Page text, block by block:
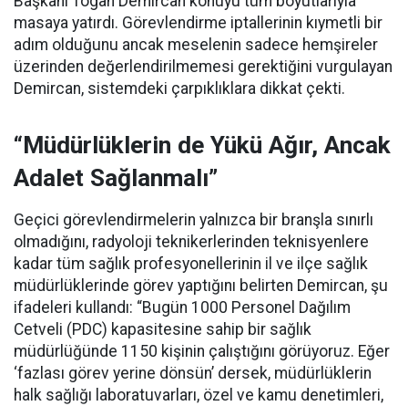
masaya yatırdı. Görevlendirme iptallerinin kıymetli bir
adım olduğunu ancak meselenin sadece hemşireler
üzerinden değerlendirilmemesi gerektiğini vurgulayan
Demircan, sistemdeki çarpıklıklara dikkat çekti.
“Müdürlüklerin de Yükü Ağır, Ancak
Adalet Sağlanmalı”
Geçici görevlendirmelerin yalnızca bir branşla sınırlı
olmadığını, radyoloji teknikerlerinden teknisyenlere
kadar tüm sağlık profesyonellerinin il ve ilçe sağlık
müdürlüklerinde görev yaptığını belirten Demircan, şu
ifadeleri kullandı: “Bugün 1000 Personel Dağılım
Cetveli (PDC) kapasitesine sahip bir sağlık
müdürlüğünde 1150 kişinin çalıştığını görüyoruz. Eğer
‘fazlası görev yerine dönsün’ dersek, müdürlüklerin
halk sağlığı laboratuvarları, özel ve kamu denetimleri,